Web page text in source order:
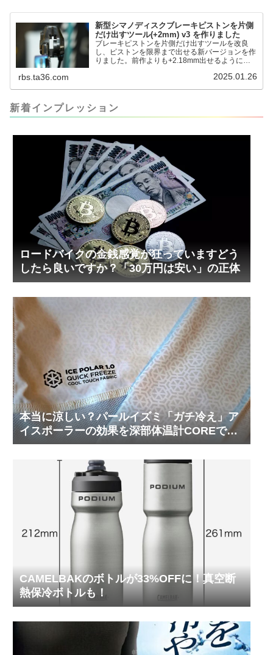
るのかというと、出ているピス...
新型シマノディスクブレーキピストンを片側
だけ出すツール(+2mm) v3 を作りました
ブレーキピストンを片側だけ出すツールを改良
し、ピストンを限界まで出せる新バージョンを作
りました。前作よりも+2.18mm出せるようにな
って、オイル漏れするまで試しました。最も安全
ましたが、ギリギリまで攻めてますのでピストン
内部の汚れをさらに掃除できると思います。前作
rbs.ta36.com 2025.01.26
新着インプレッション
ロードバイクの金銭感覚が狂っていますどう
したら良いですか？「30万円は安い」の正体
本当に涼しい？パールイズミ「ガチ冷え」ア
イスポーラーの効果を深部体温計COREで測
ってみた
CAMELBAKのボトルが33%OFFに！真空断
熱保冷ボトルも！